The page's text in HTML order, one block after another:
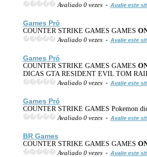
Avaliado 0 vezes - Avalie este
Games Pró
COUNTER STRIKE GAMES GAMES
Avaliado 0 vezes - Avalie este
Games Pró
COUNTER STRIKE GAMES GAMES
DICAS GTA RESIDENT EVIL TOM
Avaliado 0 vezes - Avalie este
Games Pró
COUNTER STRIKE GAMES Pokemon
Avaliado 0 vezes - Avalie este
BR Games
COUNTER STRIKE GAMES GAMES
Avaliado 0 vezes - Avalie este